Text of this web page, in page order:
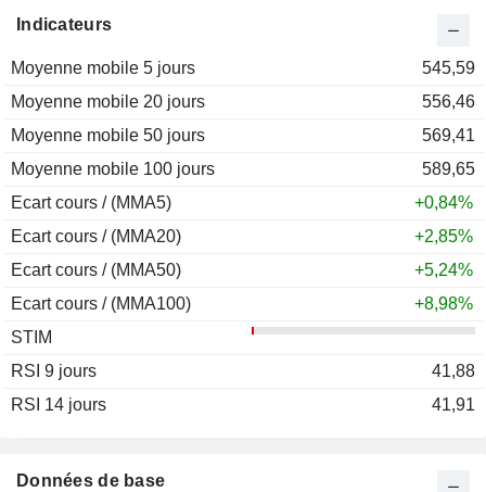
Données de base
Indicateurs
Moyenne mobile 5 jours
545,59
Moyenne mobile 20 jours
556,46
Moyenne mobile 50 jours
569,41
Moyenne mobile 100 jours
589,65
Ecart cours / (MMA5)
+0,84%
Ecart cours / (MMA20)
+2,85%
Ecart cours / (MMA50)
+5,24%
Ecart cours / (MMA100)
+8,98%
STIM
RSI 9 jours
41,88
RSI 14 jours
41,91